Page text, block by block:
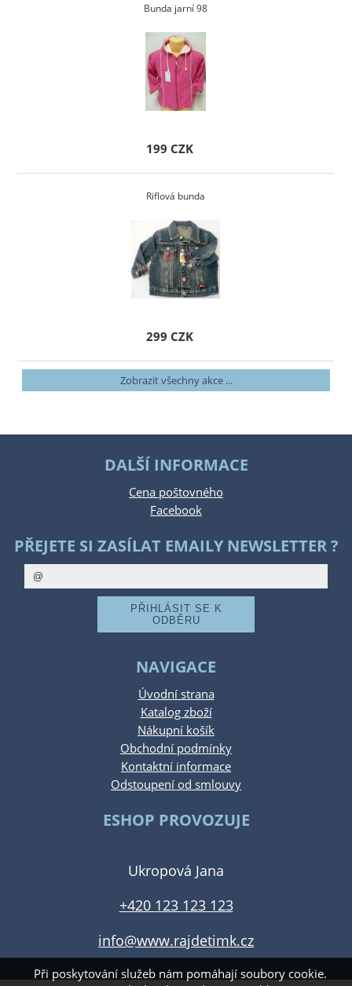
Bunda jarní 98
199 CZK
Riflová bunda
299 CZK
Zobrazit všechny akce ...
DALŠÍ INFORMACE
Cena poštovného
Facebook
PŘEJETE SI ZASÍLAT EMAILY NEWSLETTER ?
NAVIGACE
Úvodní strana
Katalog zboží
Nákupní košík
Obchodní podmínky
Kontaktní informace
Odstoupení od smlouvy
ESHOP PROVOZUJE
Ukropová Jana
+420 123 123 123
info@www.rajdetimk.cz
Při poskytování služeb nám pomáhají soubory cookie.